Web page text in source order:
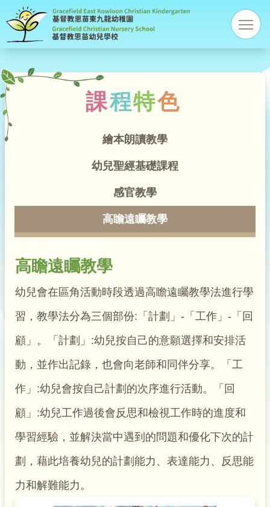
res
督
教
稚
園
課程特色
繪本朗讀教學
幼兒聖經基礎課程
感官教學
高瞻遠矚教學
高瞻遠矚教學
幼兒會在區角活動時段透過高瞻遠矚教學法進行學
習，教學法分為三個部份:「計劃」-「工作」-「回
顧」。「計劃」:幼兒按自己的意願選擇和安排活
動，並作出記錄，也會向老師和同伴分享。「工
作」:幼兒會按自己計劃的次序進行活動。「回
顧」:幼兒工作過後會反思和檢視工作時的進度和
學習經驗，並解決當中遇到的問題和優化下次的計
劃，藉此培養幼兒的計劃能力、表達能力、反思能
力和解難能力。